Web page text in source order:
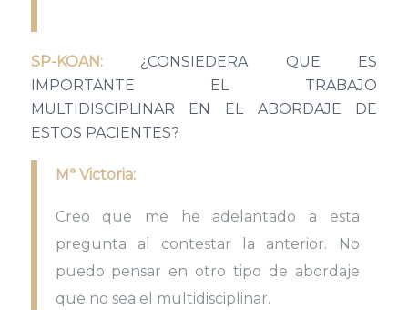
SP-KOAN:¿CONSIEDERA QUE ES
IMPORTANTE EL TRABAJO
MULTIDISCIPLINAR EN EL ABORDAJE DE
ESTOS PACIENTES?
Mª Victoria:
Creo que me he adelantado a esta
pregunta al contestar la anterior. No
puedo pensar en otro tipo de abordaje
que no sea el multidisciplinar.